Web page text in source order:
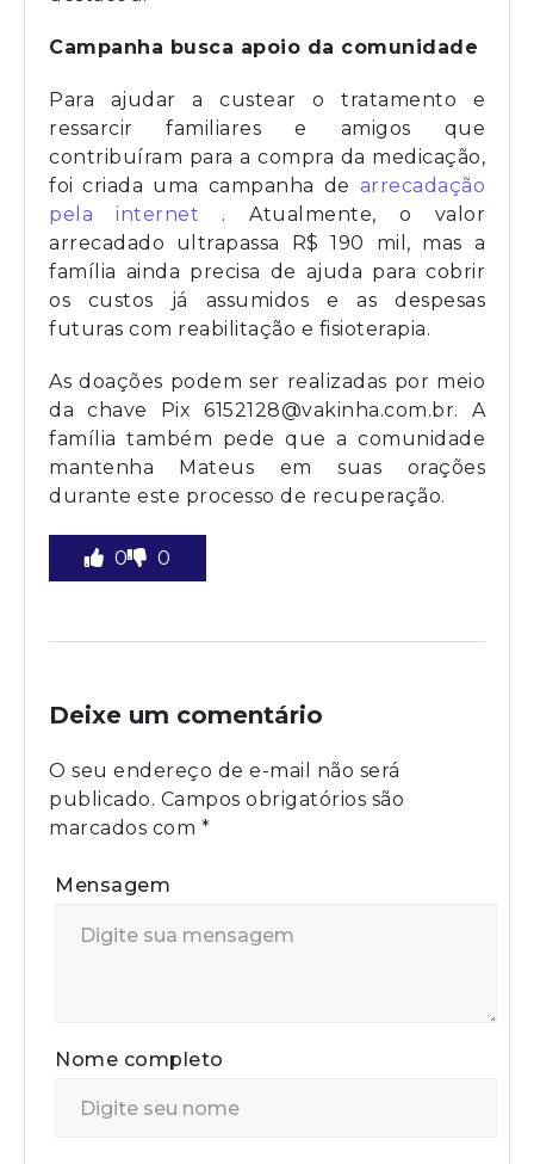
Campanha busca apoio da comunidade
Para ajudar a custear o tratamento e
ressarcir familiares e amigos que
contribuíram para a compra da medicação,
foi criada uma campanha de arrecadação
pela internet . Atualmente, o valor
arrecadado ultrapassa R$ 190 mil, mas a
família ainda precisa de ajuda para cobrir
os custos já assumidos e as despesas
futuras com reabilitação e fisioterapia.
As doações podem ser realizadas por meio
da chave Pix 6152128@vakinha.com.br. A
família também pede que a comunidade
mantenha Mateus em suas orações
durante este processo de recuperação.
0 0
Deixe um comentário
O seu endereço de e-mail não será
publicado. Campos obrigatórios são
marcados com *
Mensagem
Nome completo